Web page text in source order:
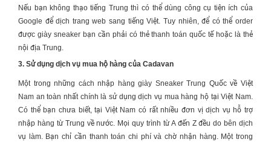
Nếu bạn không thạo tiếng Trung thì có thể dùng công cụ tiện ích của
Google để dịch trang web sang tiếng Việt. Tuy nhiên, để có thể order
được giày sneaker bạn cần phải có thẻ thanh toán quốc tế hoặc là thẻ
nội địa Trung.
3. Sử dụng dịch vụ mua hộ hàng của Cadavan
Một trong những cách nhập hànggiày Sneaker Trung Quốcvề Việt
Nam an toàn nhất chính là sử dụng dịch vụ mua hàng hộ tại Việt Nam.
Có thể bạn chưa biết, tại Việt Nam có rất nhiều đơn vị dịch vụ hỗ trợ
nhập hàng từ Trung về nước. Mọi quy trình từ A đến Z đều do bên dịch
vụ làm. Bạn chỉ cần thanh toán chi phí và chờ nhận hàng. Một trong